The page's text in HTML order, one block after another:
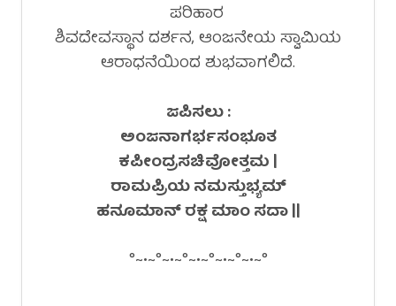
ಪರಿಹಾರ
ಶಿವದೇವಸ್ಥಾನ ದರ್ಶನ, ಆಂಜನೇಯ ಸ್ವಾಮಿಯ
ಆರಾಧನೆಯಿಂದ ಶುಭವಾಗಲಿದೆ.
ಜಪಿಸಲು :
ಅಂಜನಾಗರ್ಭಸಂಭೂತ
ಕಪೀಂದ್ರಸಚಿವೋತ್ತಮ |
ರಾಮಪ್ರಿಯ ನಮಸ್ತುಭ್ಯಮ್
ಹನೂಮಾನ್ ರಕ್ಷ ಮಾಂ ಸದಾ ||
°~•~°~•~°~•~°~•~°~•~°